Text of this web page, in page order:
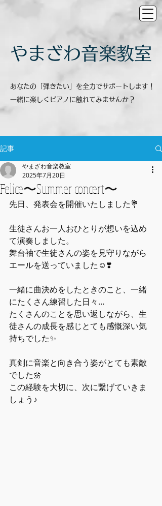
​やまざわ音楽教室
あなたの「弾きたい」を全力でサポートします！
一緒に楽しくピアノに触れてみませんか？
記事
Felice〜Summer concert〜
やまざわ音楽教室
2025年7月20日
先日、発表会を開催いたしました💐
生徒さんお一人おひとりが想いを込め
て演奏しました。
舞台袖で生徒さんの姿を見守りながら
エールを送っていました☺️❣️
一緒に曲決めをしたときのこと、一緒
にたくさん練習した日々…
たくさんのことを思い返しながら、生
徒さんの成長を感じとても感慨深い気
持ちでした✨
真剣に音楽と向き合う姿がとても素敵
でした🌼
この経験を大切に、次に繋げていきま
しょう♪